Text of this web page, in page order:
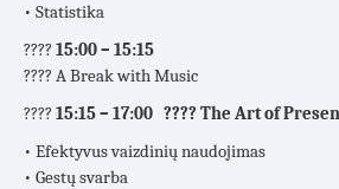
• Statistika
???? 15:00 – 15:15
???? A Break with Music
???? 15:15 – 17:00 ???? The Art of
• Efektyvus vaizdinių naudojimas
• Gestų svarba